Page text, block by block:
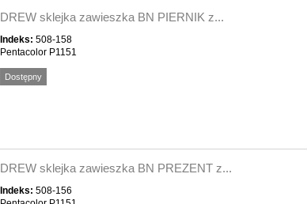
DREW sklejka zawieszka BN PIERNIK z...
Indeks: 508-158
Pentacolor P1151
Dostępny
DREW sklejka zawieszka BN PREZENT z...
Indeks: 508-156